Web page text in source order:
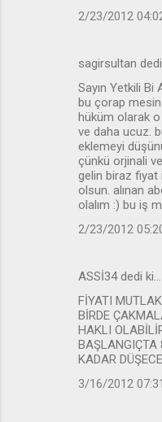
2/23/2012
sagirsultan
Sayın Yetkili Bi
bu çorap mesin
hüküm olarak
ve daha ucuz.
eklemeyi
çünkü orjinali
gelin biraz fiyat
olsun. alınan
olalım :) bu iş
2/23/2012
ASSİ34 dedi ki…
FİYATI
BİRDE
HAKLI
BAŞLANGIÇTA
KADAR
3/16/2012